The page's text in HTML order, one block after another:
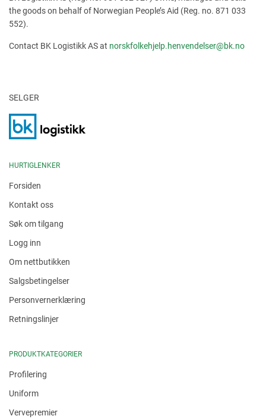
the goods on behalf of Norwegian People’s Aid (Reg. no. 871 033
552).
Contact BK Logistikk AS at norskfolkehjelp.henvendelser@bk.no
SELGER
HURTIGLENKER
Forsiden
Kontakt oss
Søk om tilgang
Logg inn
Om nettbutikken
Salgsbetingelser
Personvernerklæring
Retningslinjer
PRODUKTKATEGORIER
Profilering
Uniform
Vervepremier